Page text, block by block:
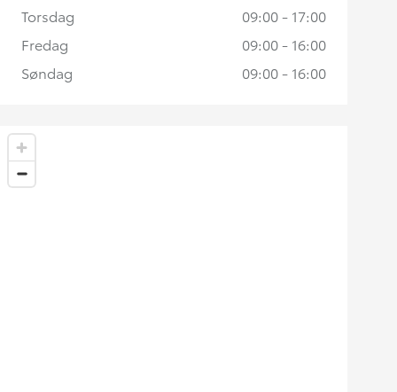
Torsdag
09:00 - 17:00
Fredag
09:00 - 16:00
Søndag
09:00 - 16:00